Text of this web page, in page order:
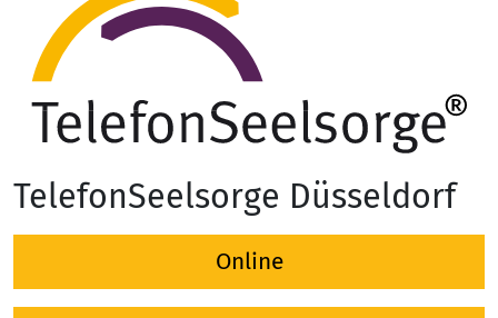
TelefonSeelsorge Düsseldorf
Online